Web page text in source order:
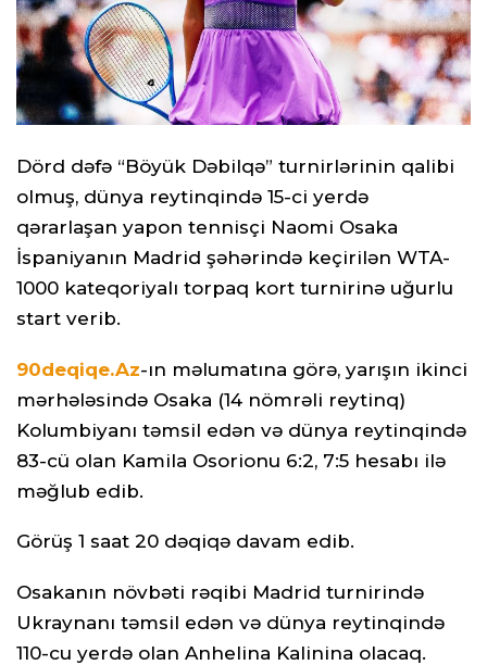
Dörd dəfə “Böyük Dəbilqə” turnirlərinin qalibi
olmuş, dünya reytinqində 15-ci yerdə
qərarlaşan yapon tennisçi Naomi Osaka
İspaniyanın Madrid şəhərində keçirilən WTA-
1000 kateqoriyalı torpaq kort turnirinə uğurlu
start verib.
90deqiqe.Az-ın məlumatına görə, yarışın ikinci
mərhələsində Osaka (14 nömrəli reytinq)
Kolumbiyanı təmsil edən və dünya reytinqində
83-cü olan Kamila Osorionu 6:2, 7:5 hesabı ilə
məğlub edib.
Görüş 1 saat 20 dəqiqə davam edib.
Osakanın növbəti rəqibi Madrid turnirində
Ukraynanı təmsil edən və dünya reytinqində
110-cu yerdə olan Anhelina Kalinina olacaq.